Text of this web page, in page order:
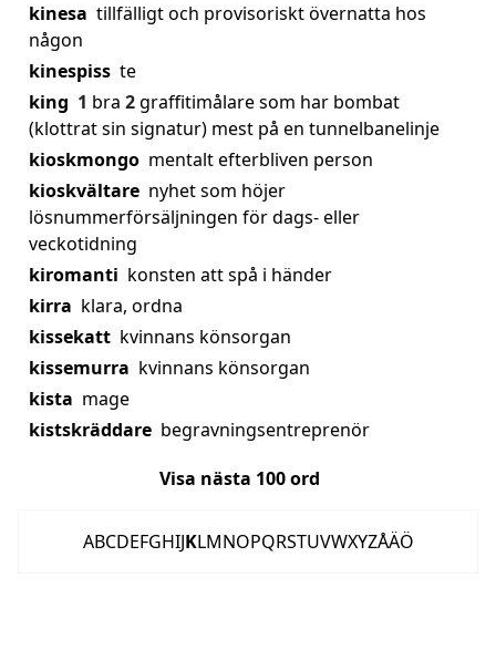
kinesa tillfälligt och provisoriskt övernatta hos
någon
kinespiss te
king 1 bra 2graffitimålare som har bombat
(klottrat sin signatur) mest på en tunnelbanelinje
kioskmongo mentalt efterbliven person
kioskvältare nyhet som höjer
lösnummerförsäljningen för dags- eller
veckotidning
kiromanti konsten att spå i händer
kirra klara, ordna
kissekatt kvinnans könsorgan
kissemurra kvinnans könsorgan
kista mage
kistskräddare begravningsentreprenör
Visa nästa 100ord
ABCDEFGHIJKLMNOPQRSTUVWXYZÅÄÖ